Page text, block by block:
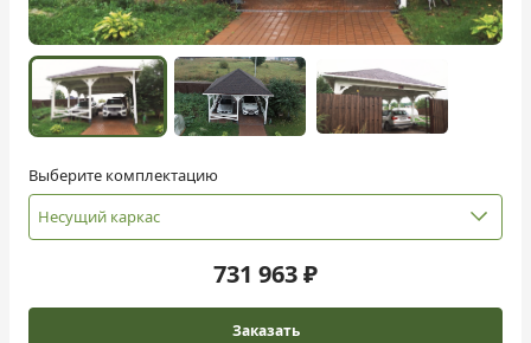
Выберите комплектацию
Несущий каркас
731 963 ₽
Заказать